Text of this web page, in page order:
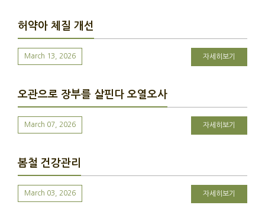
허약아 체질 개선
March 13, 2026 자세히보기
오관으로 장부를 살핀다 오열오사
March 07, 2026 자세히보기
봄철 건강관리
March 03, 2026 자세히보기